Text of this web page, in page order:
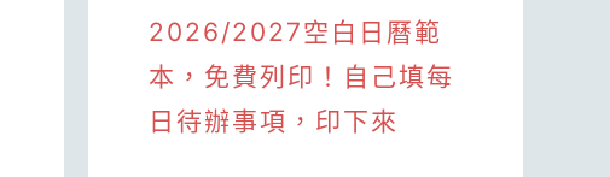
2026/2027空白日曆範
本，免費列印！自己填每
日待辦事項，印下來